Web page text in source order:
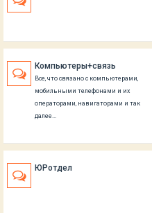
Компьютеры+связь
Все, что связано с компьютерами,
мобильными телефонами и их
операторами, навигаторами и так
далее...
ЮРотдел